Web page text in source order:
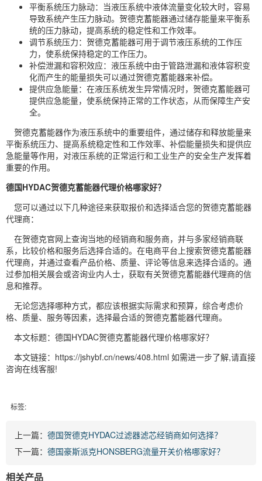
平衡系统压力脉动：当液压系统中液体流量变化较大时，容易
导致系统产生压力脉动。贺德克蓄能器通过储存能量来平衡系
统的压力脉动，提高系统的稳定性和工作效率。
调节系统压力：贺德克蓄能器可用于调节液压系统的工作压
力，使系统保持稳定的工作压力。
补偿泄漏和容积效应：液压系统中由于管路泄漏和液体容积变
化而产生的能量损失可以通过贺德克蓄能器来补偿。
提供应急能量：在液压系统发生异常情况时，贺德克蓄能器可
提供应急能量，使系统保持正常的工作状态，从而保障生产安
全。
贺德克蓄能器作为液压系统中的重要组件，通过储存和释放能量来
平衡系统压力、提高系统稳定性和工作效率、补偿能量损失和提供应
急能量等作用，对液压系统的正常运行和工业生产的安全生产发挥着
重要的作用。
德国HYDAC贺德克蓄能器代理价格哪家好？
您可以通过以下几种途径来获取报价和选择适合您的贺德克蓄能器
代理商：
在贺德克官网上查询当地的经销商和服务商，并与多家经销商联
系，比较价格和服务后选择合适的。在电商平台上搜索贺德克蓄能器
代理商，并通过查看产品价格、质量、评论等信息来选择合适的。通
过参加相关展会或咨询业内人士，获取有关贺德克蓄能器代理商的信
息和推荐。
无论您选择哪种方式，都应该根据实际需求和预算，综合考虑价
格、质量、服务等因素，选择最合适的贺德克蓄能器代理商。
本文标题：德国HYDAC贺德克蓄能器代理价格哪家好？
本文链接：https://jshybf.cn/news/408.html 如需进一步了解,请直接
咨询在线客服!
标签:
上一篇： 德国贺德克HYDAC过滤器滤芯经销商如何选择？
下一篇： 德国豪斯派克HONSBERG流量开关价格哪家好？
相关产品